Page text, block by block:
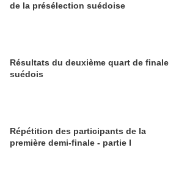
de la présélection suédoise
Résultats du deuxième quart de finale
suédois
Répétition des participants de la
première demi-finale - partie I